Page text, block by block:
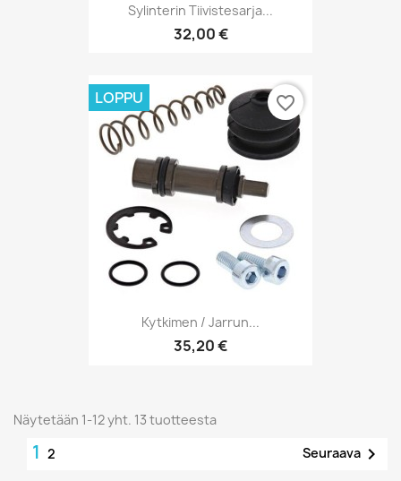
Sylinterin Tiivistesarja...
32,00 €
Kytkimen / Jarrun...
35,20 €
LOPPU favorite_border
Näytetään 1-12 yht. 13 tuotteesta
1 2 Seuraava 